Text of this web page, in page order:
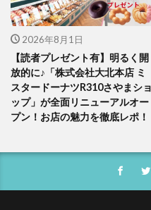
2026年8月1日
【読者プレゼント有】明るく開
放的に♪「株式会社大北本店 ミ
スタードーナツR310さやまショ
ップ」が全面リニューアルオー
プン！お店の魅力を徹底レポ！